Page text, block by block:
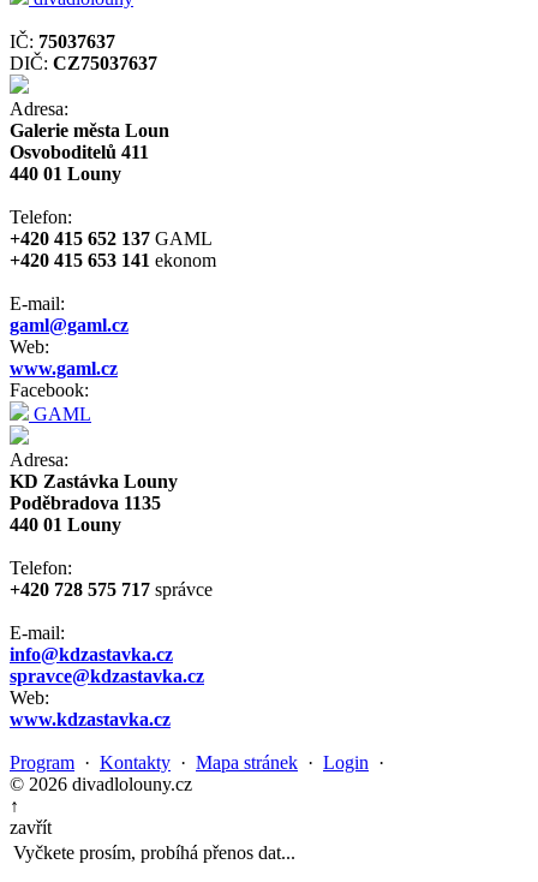
IČ: 75037637
DIČ: CZ75037637
Adresa:
Galerie města Loun
Osvoboditelů 411
440 01 Louny
Telefon:
+420 415 652 137 GAML
+420 415 653 141 ekonom
E-mail:
gaml@gaml.cz
Web:
www.gaml.cz
Facebook:
GAML
Adresa:
KD Zastávka Louny
Poděbradova 1135
440 01 Louny
Telefon:
+420 728 575 717 správce
E-mail:
info@kdzastavka.cz
spravce@kdzastavka.cz
Web:
www.kdzastavka.cz
Program · Kontakty · Mapa stránek · Login ·
© 2026 divadlolouny.cz
↑
zavřít
Vyčkete prosím, probíhá přenos dat...